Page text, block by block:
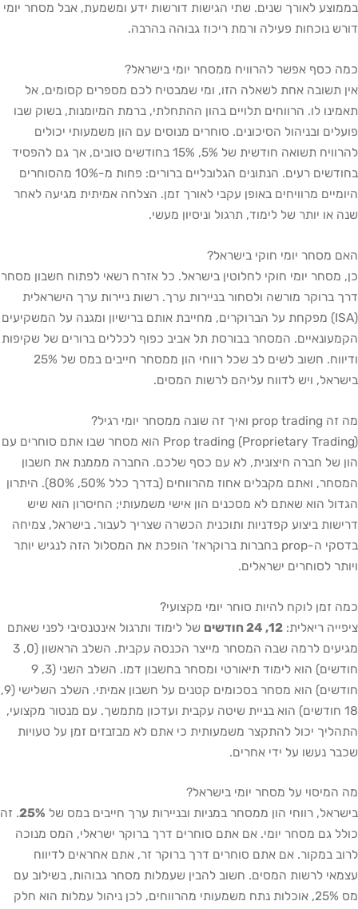
בממוצע לאורך שנים. שתי הגישות דורשות ידע ומשמעת, אבל מסחר יומי
דורש נוכחות פעילה ורמת ריכוז גבוהה בהרבה.
כמה כסף אפשר להרוויח ממסחר יומי בישראל?
אין תשובה אחת לשאלה הזו, ומי שמבטיח לכם מספרים קסומים, אל
תאמינו לו. הרווחים תלויים בהון ההתחלתי, ברמת המיומנות, בשוק שבו
פועלים ובניהול הסיכונים. סוחרים מנוסים עם הון משמעותי יכולים
להרוויח תשואה חודשית של 5%, 15% בחודשים טובים, אך גם להפסיד
בחודשים רעים. הנתונים הגלובליים ברורים: פחות מ-10% מהסוחרים
היומיים מרוויחים באופן עקבי לאורך זמן. הצלחה אמיתית מגיעה לאחר
שנה או יותר של לימוד, תרגול וניסיון מעשי.
האם מסחר יומי חוקי בישראל?
כן, מסחר יומי חוקי לחלוטין בישראל. כל אזרח רשאי לפתוח חשבון מסחר
דרך ברוקר מורשה ולסחור בניירות ערך. רשות ניירות ערך הישראלית
(ISA) מפקחת על הברוקרים, מחייבת אותם ברישיון ומגנה על המשקיעים
הקמעונאיים. המסחר בבורסת תל אביב כפוף לכללים ברורים של שקיפות
ודיווח. חשוב לשים לב שכל רווחי הון ממסחר חייבים במס של 25%
בישראל, ויש לדווח עליהם לרשות המסים.
מה זה prop trading ואיך זה שונה ממסחר יומי רגיל?
Prop trading (Proprietary Trading) הוא מסחר שבו אתם סוחרים עם
הון של חברה חיצונית, לא עם כסף שלכם. החברה מממנת את חשבון
המסחר, ואתם מקבלים אחוז מהרווחים (בדרך כלל 50%, 80%). היתרון
הגדול הוא שאתם לא מסכנים הון אישי משמעותי; החיסרון הוא שיש
דרישות ביצוע קפדניות ותוכנית הכשרה שצריך לעבור. בישראל, צמיחה
בדסקי ה-prop בחברות ברוקראז' הופכת את המסלול הזה לנגיש יותר
ויותר לסוחרים ישראלים.
כמה זמן לוקח להיות סוחר יומי מקצועי?
ציפייה ריאלית: 12, 24 חודשים
של לימוד ותרגול אינטנסיבי לפני שאתם
מגיעים לרמה שבה המסחר מייצר הכנסה עקבית. השלב הראשון (0, 3
חודשים) הוא לימוד תיאורטי ומסחר בחשבון דמו. השלב השני (3, 9
חודשים) הוא מסחר בסכומים קטנים על חשבון אמיתי. השלב השלישי (9,
18 חודשים) הוא בניית שיטה עקבית ועדכון מתמשך. עם מנטור מקצועי,
התהליך יכול להתקצר משמעותית כי אתם לא מבזבזים זמן על טעויות
שכבר נעשו על ידי אחרים.
מה המיסוי על מסחר יומי בישראל?
בישראל, רווחי הון ממסחר במניות ובניירות ערך חייבים במס של 25%. זה
כולל גם מסחר יומי. אם אתם סוחרים דרך ברוקר ישראלי, המס מנוכה
לרוב במקור. אם אתם סוחרים דרך ברוקר זר, אתם אחראים לדיווח
עצמאי לרשות המסים. חשוב להבין שעמלות מסחר גבוהות, בשילוב עם
מס 25%, אוכלות נתח משמעותי מהרווחים, לכן ניהול עמלות הוא חלק